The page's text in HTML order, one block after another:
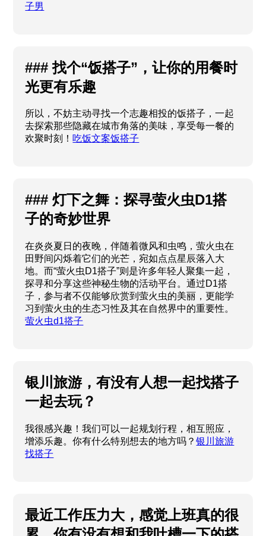
子男
### 找个“饭搭子”，让你的用餐时
光更有乐趣
所以，不妨主动寻找一个志趣相投的饭搭子，一起
去探索那些隐藏在城市角落的美味，享受每一餐的
欢聚时刻！吃饭文案饭搭子
### 灯下之舞：探寻萤火虫D1搭
子的奇妙世界
在炎炎夏日的夜晚，伴随着微风和虫鸣，萤火虫在
田野间闪烁着它们的光芒，宛如点点星辰落入大
地。而“萤火虫D1搭子”则是许多年轻人聚集一起，
探寻和分享这些神秘生物的活动平台。通过D1搭
子，参与者不仅能够欣赏到萤火虫的美丽，更能学
习到萤火虫的生态习性及其在自然界中的重要性。
萤火虫d1搭子
银川旅游，有没有人想一起找搭子
一起去玩？
我很感兴趣！我们可以一起规划行程，相互照应，
增添乐趣。你有什么特别想去的地方吗？银川旅游
找搭子
最近工作压力大，感觉上班真的很